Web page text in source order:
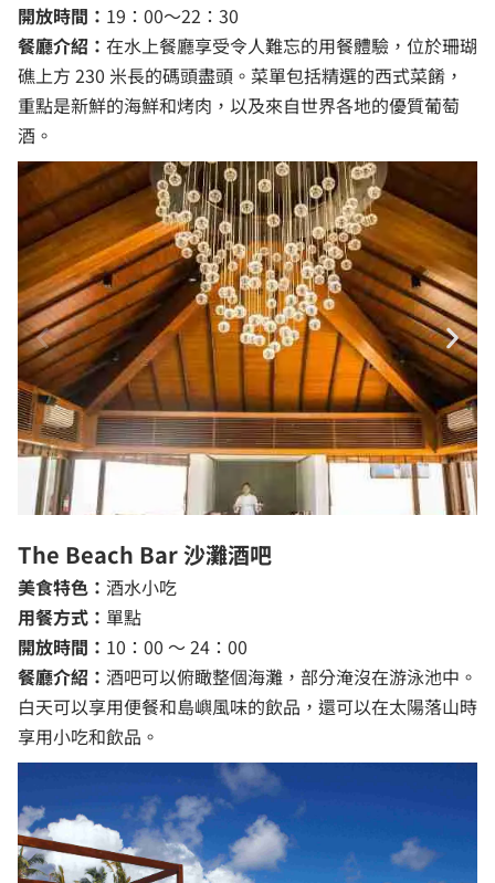
開放時間： 19：00～22：30
餐廳介紹： 在水上餐廳享受令人難忘的用餐體驗，位於珊瑚
礁上方 230 米長的碼頭盡頭。菜單包括精選的西式菜餚，
重點是新鮮的海鮮和烤肉，以及來自世界各地的優質葡萄
酒。
The Beach Bar 沙灘酒吧
美食特色： 酒水小吃
用餐方式： 單點
開放時間： 10：00 ～ 24：00
餐廳介紹： 酒吧可以俯瞰整個海灘，部分淹沒在游泳池中。
白天可以享用便餐和島嶼風味的飲品，還可以在太陽落山時
享用小吃和飲品。